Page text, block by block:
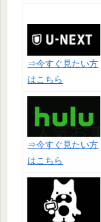
⇒今すぐ見たい方
はこちら
⇒今すぐ見たい方
はこちら